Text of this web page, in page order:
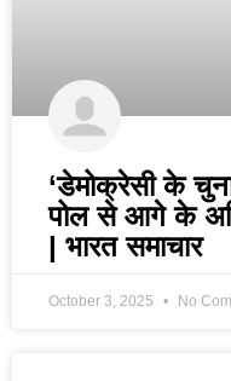
‘डेमोक्रेसी के
पोल से आगे के
| भारत समाचार
October 3, 2025 No